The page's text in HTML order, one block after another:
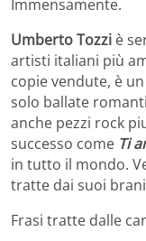
Immensamente.
Umberto Tozzi è
artisti italiani più
copie vendute, è
solo ballate
anche pezzi rock
successo come Ti
in tutto il mondo.
tratte dai suoi
Frasi tratte dalle